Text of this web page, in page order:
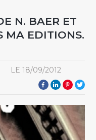
N. BAER ET
MA EDITIONS.
LE 18/09/2012